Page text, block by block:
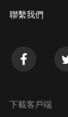
聯繫我們
下載客戶端